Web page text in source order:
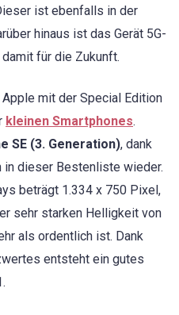
ist ebenfalls in der
hinaus ist das Gerät 5G-
für die Zukunft.
mit der Special Edition
kleinen Smartphones.
SE (3. Generation), dank
in dieser Bestenliste wieder.
beträgt 1.334 x 750 Pixel,
sehr starken Helligkeit von
als ordentlich ist. Dank
entsteht ein gutes